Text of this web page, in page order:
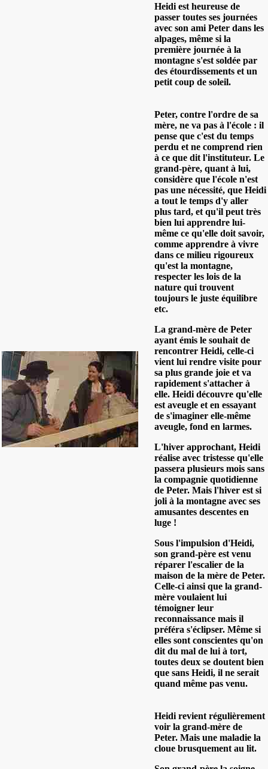
Heidi est heureuse de
passer toutes ses journées
avec son ami Peter dans les
alpages, même si la
première journée à la
montagne s'est soldée par
des étourdissements et un
petit coup de soleil.
Peter, contre l'ordre de sa
mère, ne va pas à l'école : il
pense que c'est du temps
perdu et ne comprend rien
à ce que dit l'instituteur. Le
grand-père, quant à lui,
considère que l'école n'est
pas une nécessité, que Heidi
a tout le temps d'y aller
plus tard, et qu'il peut très
bien lui apprendre lui-
même ce qu'elle doit savoir,
comme apprendre à vivre
dans ce milieu rigoureux
qu'est la montagne,
respecter les lois de la
nature qui trouvent
toujours le juste équilibre
etc.
La grand-mère de Peter
ayant émis le souhait de
rencontrer Heidi, celle-ci
vient lui rendre visite pour
sa plus grande joie et va
rapidement s'attacher à
elle. Heidi découvre qu'elle
est aveugle et en essayant
de s'imaginer elle-même
aveugle, fond en larmes.
L'hiver approchant, Heidi
réalise avec tristesse qu'elle
passera plusieurs mois sans
la compagnie quotidienne
de Peter. Mais l'hiver est si
joli à la montagne avec ses
amusantes descentes en
luge !
Sous l'impulsion d'Heidi,
son grand-père est venu
réparer l'escalier de la
maison de la mère de Peter.
Celle-ci ainsi que la grand-
mère voulaient lui
témoigner leur
reconnaissance mais il
préféra s'éclipser. Même si
elles sont conscientes qu'on
dit du mal de lui à tort,
toutes deux se doutent bien
que sans Heidi, il ne serait
quand même pas venu.
Heidi revient régulièrement
voir la grand-mère de
Peter. Mais une maladie la
cloue brusquement au lit.